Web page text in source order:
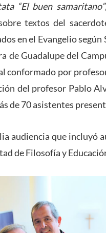
“El buen samaritano”
textos del
en el Evangelio según
de Guadalupe del
conformado por
del profesor Pablo
de 70 asistentes
audiencia que incluyó
de Filosofía y